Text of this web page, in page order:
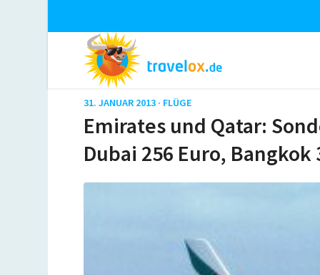
31. JANUAR 2013 · FLÜGE
Emirates und Qatar:
Dubai 256 Euro, Bangkok